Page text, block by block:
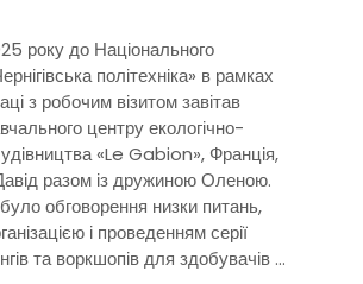
«LE
політехніка» в рамках
з робочим візитом завітав
центру екологічно-
«Le Gabion», Франція,
разом із дружиною Оленою.
обговорення низки питань,
і проведенням серії
та воркшопів для здобувачів ...